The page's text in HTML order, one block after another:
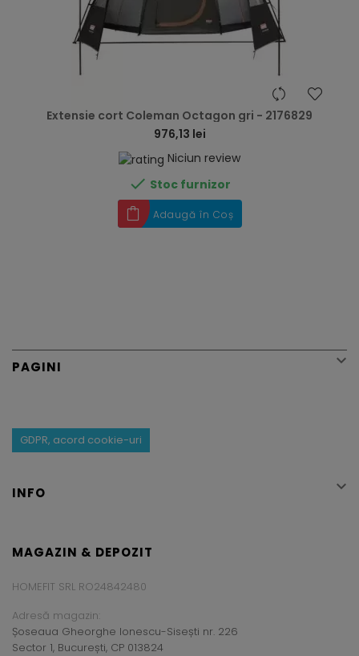
Extensie cort Coleman Octagon gri - 2176829
976,13 lei
Niciun review
 Stoc furnizor
Adaugă în Coș
PAGINI 
GDPR, acord cookie-uri
INFO 
MAGAZIN & DEPOZIT
HOMEFIT SRL RO24842480
Adresă magazin:
Șoseaua Gheorghe Ionescu-Sisești nr. 226
Sector 1, București, CP 013824